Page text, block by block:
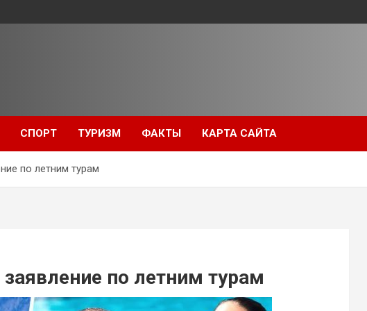
СПОРТ ТУРИЗМ ФАКТЫ КАРТА САЙТА
по летним турам
по летним турам